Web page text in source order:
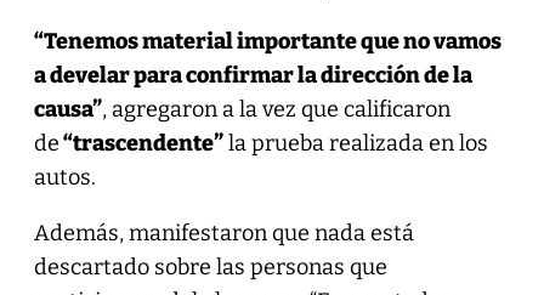
“Tenemos material importante que no vamos
a develar para confirmar la dirección de la
causa”, agregaron a la vez que calificaron
de“trascendente”la prueba realizada en los
autos.
Además, manifestaron que nada está
descartado sobre las personas que